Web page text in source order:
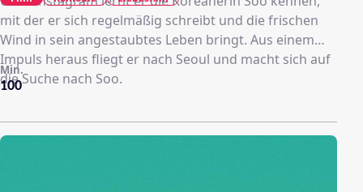
mit der er sich regelmäßig schreibt und die frischen
Wind in sein angestaubtes Leben bringt. Aus einem
Impuls heraus fliegt er nach Seoul und macht sich auf
die Suche nach Soo.
100
Min.